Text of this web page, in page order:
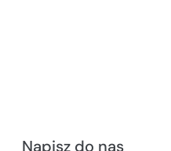
Napisz do nas